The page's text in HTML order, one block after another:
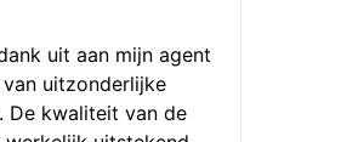
uit aan mijn agent
uitzonderlijke
De kwaliteit van de